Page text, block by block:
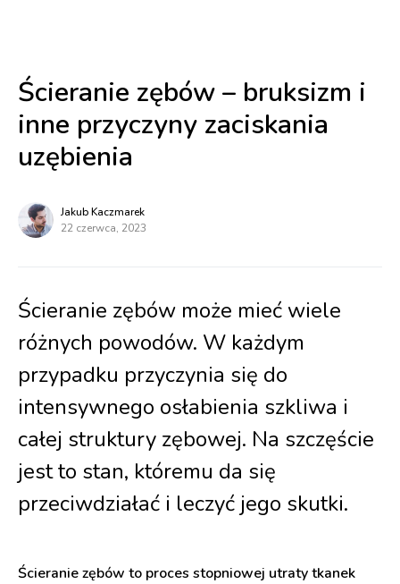
Ścieranie zębów – bruksizm i
inne przyczyny zaciskania
uzębienia
Jakub Kaczmarek
22 czerwca, 2023
Ścieranie zębów może mieć wiele
różnych powodów. W każdym
przypadku przyczynia się do
intensywnego osłabienia szkliwa i
całej struktury zębowej. Na szczęście
jest to stan, któremu da się
przeciwdziałać i leczyć jego skutki.
Ścieranie zębów to proces stopniowej utraty tkanek